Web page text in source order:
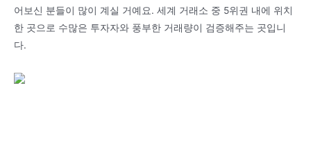
어보신 분들이 많이 계실 거예요. 세계 거래소 중 5위권 내에 위치
한 곳으로 수많은 투자자와 풍부한 거래량이 검증해주는 곳입니
다.